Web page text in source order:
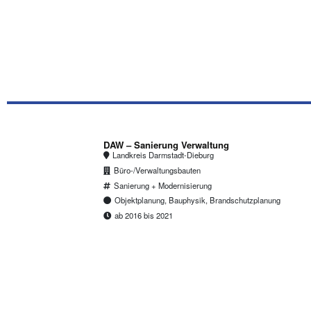
DAW – Sanierung Verwaltung
Landkreis Darmstadt-Dieburg
Büro-/Verwaltungsbauten
Sanierung + Modernisierung
Objektplanung, Bauphysik, Brandschutzplanung
ab 2016 bis 2021